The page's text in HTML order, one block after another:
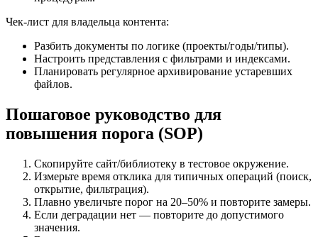
Чек-лист для владельца контента:
Разбить документы по логике (проекты/годы/типы).
Настроить представления с фильтрами и индексами.
Планировать регулярное архивирование устаревших
файлов.
Пошаговое руководство для
повышения порога (SOP)
Скопируйте сайт/библиотеку в тестовое окружение.
Измерьте время отклика для типичных операций (поиск,
открытие, фильтрация).
Плавно увеличьте порог на 20–50% и повторите замеры.
Если деградации нет — повторите до допустимого
значения.